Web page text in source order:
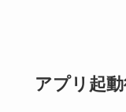
アプリ起